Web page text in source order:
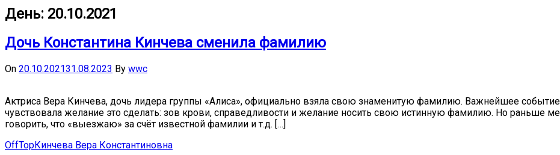
День: 20.10.2021
Дочь Константина Кинчева сменила фамилию
On 20.10.202131.08.2023 By wwc
Актриса Вера Кинчева, дочь лидера группы «Алиса», официально взяла свою знаменитую фамилию. Важнейшее
чувствовала желание это сделать: зов крови, справедливости и желание носить свою истинную фамилию. Но раньше
говорить, что «выезжаю» за счёт известной фамилии и т.д. […]
OffTopКинчева Вера Константиновна